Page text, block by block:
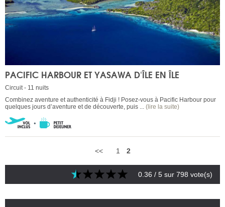
PACIFIC HARBOUR ET YASAWA D'ÎLE EN ÎLE
Circuit - 11 nuits
Combinez aventure et authenticité à Fidji ! Posez-vous à Pacific Harbour pour
quelques jours d’aventure et de découverte, puis ... (lire la suite)
<< 1 2
0.36 / 5 sur 798 vote(s)